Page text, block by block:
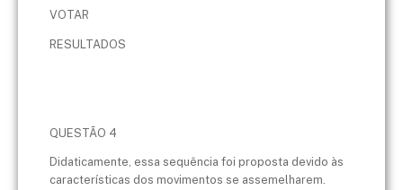
VOTAR
RESULTADOS
QUESTÃO 4
Didaticamente, essa sequência foi proposta devido às
características dos movimentos se assemelharem.